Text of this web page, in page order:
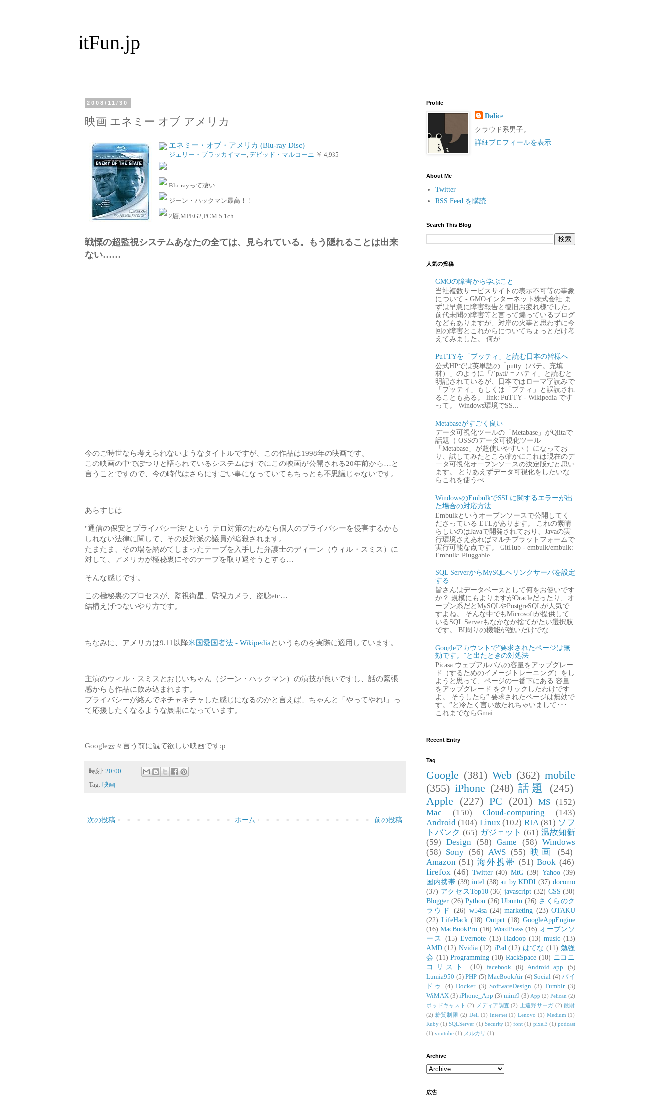
itFun.jp
2008/11/30
映画 エネミー オブ アメリカ
エネミー・オブ・アメリカ (Blu-ray Disc)
ジェリー・ブラッカイマー, デビッド・マルコーニ ￥ 4,935
Blu-rayって凄い
ジーン・ハックマン最高！！
2層,MPEG2,PCM 5.1ch
戦慄の超監視システムあなたの全ては、見られている。もう隠れることは出来
ない……
今のご時世なら考えられないようなタイトルですが、この作品は1998年の映画です。
この映画の中でぽつりと語られているシステムはすでにこの映画が公開される20年前から…と
言うことですので、今の時代はさらにすごい事になっていてもちっとも不思議じゃないです。
あらすじは
"通信の保安とプライバシー法"という テロ対策のためなら個人のプライバシーを侵害するかも
しれない法律に関して、その反対派の議員が暗殺されます。
たまたま、その場を納めてしまったテープを入手した弁護士のディーン（ウィル・スミス）に
対して、アメリカが極秘裏にそのテープを取り返そうとする…
そんな感じです。
この極秘裏のプロセスが、監視衛星、監視カメラ、盗聴etc…
結構えげつないやり方です。
ちなみに、アメリカは9.11以降米国愛国者法 - Wikipediaというものを実際に適用しています。
主演のウィル・スミスとおじいちゃん（ジーン・ハックマン）の演技が良いですし、話の緊張
感からも作品に飲み込まれます。
プライバシーが絡んでネチャネチャした感じになるのかと言えば、ちゃんと「やってやれ!」っ
て応援したくなるような展開になっています。
Google云々言う前に観て欲しい映画です:p
時刻: 20:00
Tag: 映画
次の投稿 前の投稿
ホーム
Profile
Dalice
クラウド系男子。
詳細プロフィールを表示
About Me
Twitter
RSS Feed を購読
Search This Blog
人気の投稿
GMOの障害から学ぶこと
当社複数サービスサイトの表示不可等の事象
について - GMOインターネット株式会社 ま
ずは早急に障害報告と復旧お疲れ様でした。
前代未聞の障害等と言って煽っているブログ
などもありますが、対岸の火事と思わずに今
回の障害とこれからについてちょっとだけ考
えてみました。 何が...
PuTTYを「プッティ」と読む日本の皆様へ
公式HPでは英単語の「putty（パテ。充填
材）」のように「/ˈpʌti/ = パティ」と読むと
明記されているが、日本ではローマ字読みで
「プッティ」もしくは「プティ」と誤読され
ることもある。 link: PuTTY - Wikipedia です
って。 Windows環境でSS...
Metabaseがすごく良い
データ可視化ツールの「Metabase」がQiitaで
話題（ OSSのデータ可視化ツール
「Metabase」が超使いやすい ）になってお
り、試してみたところ確かにこれは現在のデ
ータ可視化オープンソースの決定版だと思い
ます。 とりあえずデータ可視化をしたいな
らこれを使うべ...
WindowsのEmbulkでSSLに関するエラーが出
た場合の対応方法
Embulkというオープンソースで公開してく
ださっている ETLがあります。 これの素晴
らしいのはJavaで開発されており、Javaの実
行環境さえあればマルチプラットフォームで
実行可能な点です。 GitHub - embulk/embulk:
Embulk: Pluggable ...
SQL ServerからMySQLへリンクサーバを設定
する
皆さんはデータベースとして何をお使いです
か？ 規模にもよりますがOracleだったり、オ
ープン系だとMySQLやPostgreSQLが人気で
すよね。 そんな中でもMicrosoftが提供して
いるSQL Serverもなかなか捨てがたい選択肢
です。 BI周りの機能が強いだけでな...
Googleアカウントで”要求されたページは無
効です。”と出たときの対処法
Picasa ウェブアルバムの容量をアップグレー
ド（するためのイメージトレーニング）をし
ようと思って、ページの一番下にある 容量
をアップグレード をクリックしたわけです
よ。 そうしたら” 要求されたページは無効で
す。”と冷たく言い放たれちゃいまして･･･
これまでならGmai...
Recent Entry
Tag
Google (381) Web (362) mobile
(355) iPhone (248) 話題
(245)
Apple (227) PC (201) MS (152)
Mac
(150) Cloud-computing
(143)
Android (104) Linux (102) RIA (81) ソフ
トバンク (65) ガジェット (61) 温故知新
(59)
Design (58) Game (58) Windows
(58) Sony (56) AWS (55) 映画
(54)
Amazon (51) 海外携帯 (51) Book (46)
firefox (46) Twitter (40) MtG (39) Yahoo (39)
国内携帯 (39) intel (38) au by KDDI (37) docomo
(37) アクセスTop10 (36) javascript (32) CSS (30)
Blogger (26) Python (26) Ubuntu (26) さくらのク
ラウド
(26) w54sa (24) marketing (23) OTAKU
(22) LifeHack (18) Output (18) GoogleAppEngine
(16) MacBookPro (16) WordPress (16) オープンソ
ース
(15) Evernote (13) Hadoop (13) music (13)
AMD (12) Nvidia (12) iPad (12) はてな (11) 勉強
会 (11) Programming (10) RackSpace (10) ニコニ
コリスト
(10) facebook (8) Android_app
(5)
Lumia950 (5) PHP (5) MacBookAir (4) Social (4) バイ
ドゥ
(4) Docker (3) SoftwareDesign (3) Tumblr (3)
WiMAX (3) iPhone_App (3) mini9 (3) App (2) Pelican (2)
ポッドキャスト (2) メディア調査 (2) 上遠野サーガ (2) 散財
(2) 糖質制限 (2) Dell (1) Internet (1) Lenovo (1) Medium (1)
Ruby (1) SQLServer (1) Security (1) font (1) pixel3 (1) podcast
(1) youtube (1) メルカリ (1)
Archive
広告